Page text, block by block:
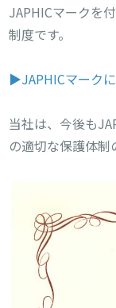
JAPHICマークを
制度です。
▶JAPHICマーク
当社は、今後も
の適切な保護体制